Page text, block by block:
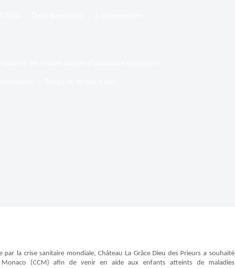
la crise sanitaire mondiale, Château La Grâce Dieu des Prieurs a souhaité
(CCM) afin de venir en aide aux enfants atteints de maladies